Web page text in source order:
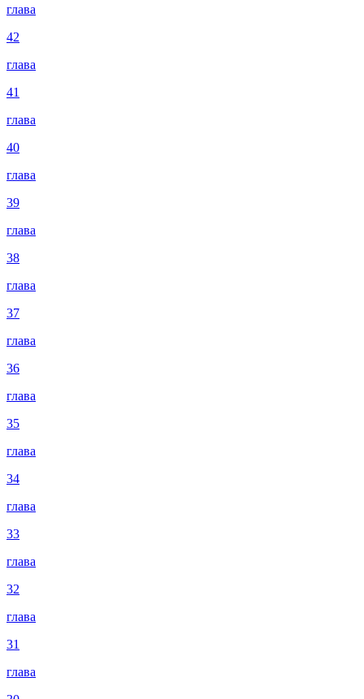
глава
42
глава
41
глава
40
глава
39
глава
38
глава
37
глава
36
глава
35
глава
34
глава
33
глава
32
глава
31
глава